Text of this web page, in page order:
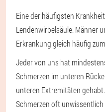
Eine der häufigsten
Lendenwirbelsäule. Männer
Erkrankung gleich häufig
Jeder von uns hat
Schmerzen im unteren
unteren Extremitäten
Schmerzen oft